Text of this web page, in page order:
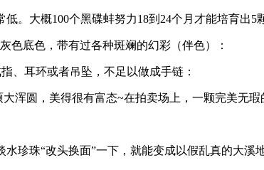
。大概100个黑碟蚌努力18到24个月才能培育出5
色底色，带有过各种斑斓的幻彩（伴色）：
、耳环或者吊坠，不足以做成手链：
浑圆，美得很有富态~在拍卖场上，一颗完美无
珍珠“改头换面”一下，就能变成以假乱真的大溪